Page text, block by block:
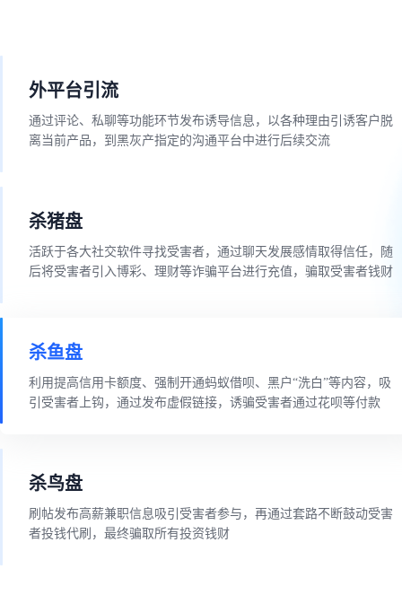
外平台引流
通过评论、私聊等功能环节发布诱导信息，以各种理由引诱客户脱
离当前产品，到黑灰产指定的沟通平台中进行后续交流
杀猪盘
活跃于各大社交软件寻找受害者，通过聊天发展感情取得信任，随
后将受害者引入博彩、理财等诈骗平台进行充值，骗取受害者钱财
杀鱼盘
利用提高信用卡额度、强制开通蚂蚁借呗、黑户“洗白”等内容，吸
引受害者上钩，通过发布虚假链接，诱骗受害者通过花呗等付款
杀鸟盘
刷帖发布高薪兼职信息吸引受害者参与，再通过套路不断鼓动受害
者投钱代刷，最终骗取所有投资钱财